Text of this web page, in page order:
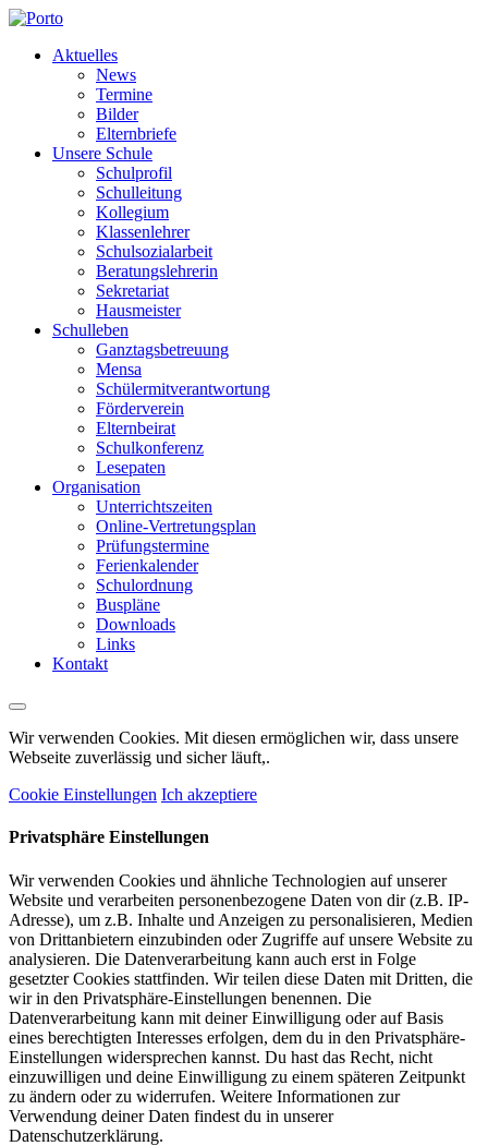
Aktuelles
News
Termine
Bilder
Elternbriefe
Unsere Schule
Schulprofil
Schulleitung
Kollegium
Klassenlehrer
Schulsozialarbeit
Beratungslehrerin
Sekretariat
Hausmeister
Schulleben
Ganztagsbetreuung
Mensa
Schülermitverantwortung
Förderverein
Elternbeirat
Schulkonferenz
Lesepaten
Organisation
Unterrichtszeiten
Online-Vertretungsplan
Prüfungstermine
Ferienkalender
Schulordnung
Buspläne
Downloads
Links
Kontakt
Wir verwenden Cookies. Mit diesen ermöglichen wir, dass unsere
Webseite zuverlässig und sicher läuft,.
Cookie Einstellungen Ich akzeptiere
Privatsphäre Einstellungen
Wir verwenden Cookies und ähnliche Technologien auf unserer
Website und verarbeiten personenbezogene Daten von dir (z.B. IP-
Adresse), um z.B. Inhalte und Anzeigen zu personalisieren, Medien
von Drittanbietern einzubinden oder Zugriffe auf unsere Website zu
analysieren. Die Datenverarbeitung kann auch erst in Folge
gesetzter Cookies stattfinden. Wir teilen diese Daten mit Dritten, die
wir in den Privatsphäre-Einstellungen benennen. Die
Datenverarbeitung kann mit deiner Einwilligung oder auf Basis
eines berechtigten Interesses erfolgen, dem du in den Privatsphäre-
Einstellungen widersprechen kannst. Du hast das Recht, nicht
einzuwilligen und deine Einwilligung zu einem späteren Zeitpunkt
zu ändern oder zu widerrufen. Weitere Informationen zur
Verwendung deiner Daten findest du in unserer
Datenschutzerklärung.